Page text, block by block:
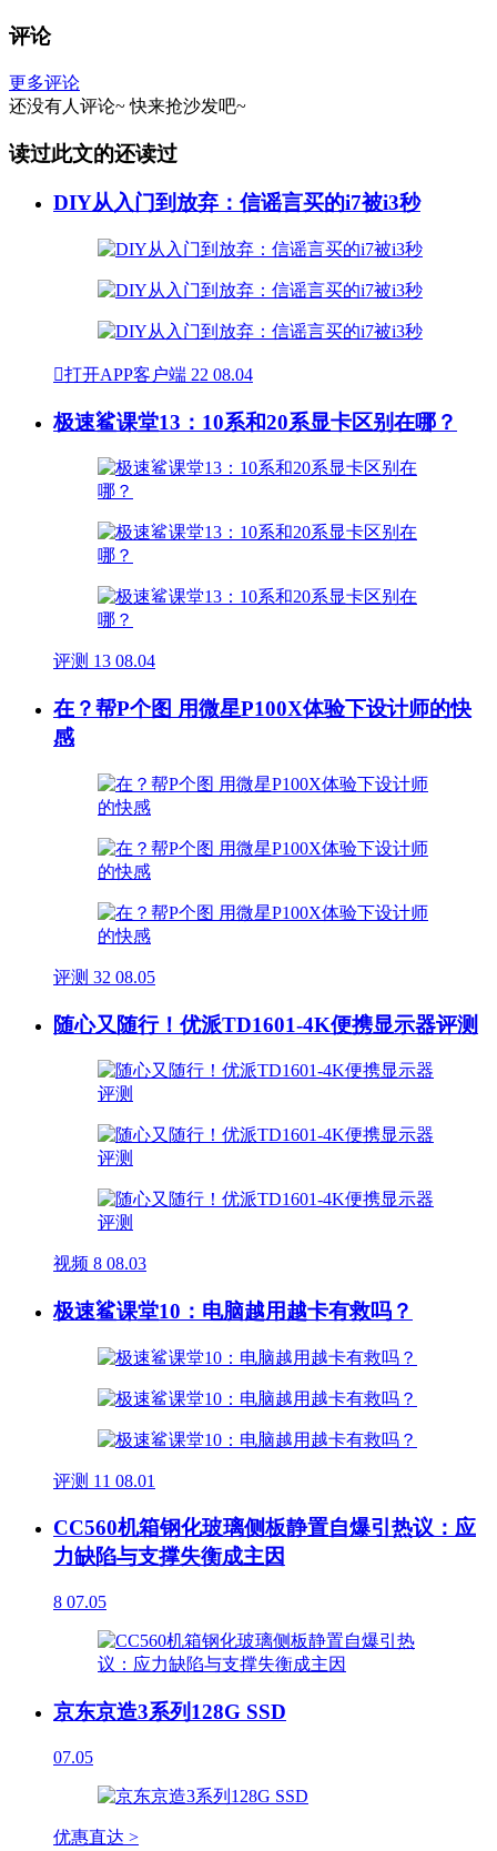
评论
更多评论
还没有人评论~ 快来抢沙发吧~
读过此文的还读过
DIY从入门到放弃：信谣言买的i7被i3秒
打开APP客户端 22 08.04
极速鲨课堂13：10系和20系显卡区别在哪？
评测 13 08.04
在？帮P个图 用微星P100X体验下设计师的快
感
评测 32 08.05
随心又随行！优派TD1601-4K便携显示器评测
视频 8 08.03
极速鲨课堂10：电脑越用越卡有救吗？
评测 11 08.01
CC560机箱钢化玻璃侧板静置自爆引热议：应
力缺陷与支撑失衡成主因
8 07.05
京东京造3系列128G SSD
07.05
优惠直达 >